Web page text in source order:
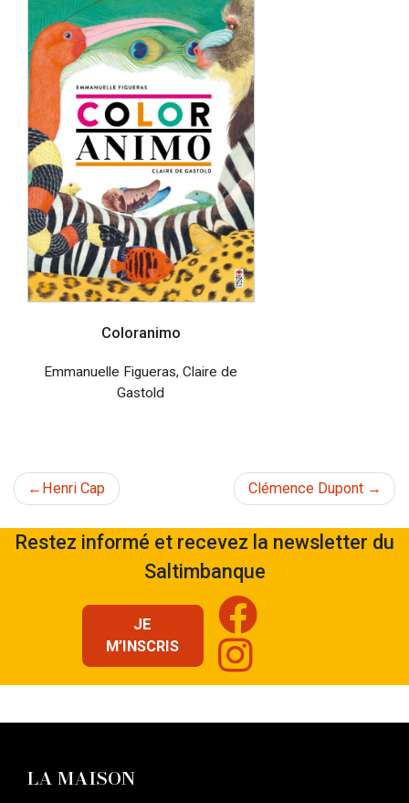
Coloranimo
Emmanuelle Figueras,Claire de
Gastold
Navigation
de
l’article
Henri Cap Clémence Dupont
Restez informé et recevez la newsletter du
Saltimbanque
JE
M’INSCRIS
LA MAISON